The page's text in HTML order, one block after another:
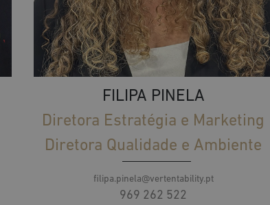
FILIPA PINELA
Diretora Estratégia e Marketing
Diretora Qualidade e Ambiente
filipa.pinela@vertentability.pt
969 262 522